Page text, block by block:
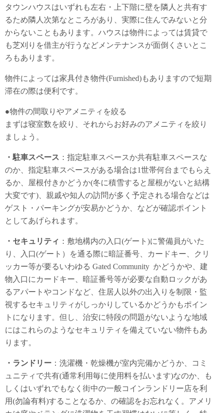
タウンハウスはいずれも左右・上下階に壁を隣人と共有す
るため隣人次第なところがあり、実際に住んでみないと分
からないこともあります。ハウスは物件によっては賃貸で
も芝刈りを借主が行うなどメンテナンスが面倒くさいとこ
ろもあります。
物件によっては家具付き物件(Furnished)もありますので短期
滞在の際は便利です。
●物件の間取りやアメニティを絞る
まずは寝室数を絞り、それからお好みのアメニティを絞り
ましょう。
・駐車スペース ：指定駐車スペースか共有駐車スペースな
のか、指定駐車スペースがある場合は1世帯何台までもらえ
るか、屋根付きかどうか(冬に積雪すると屋根がないと結構
大変です)、親戚や知人の訪問が多く予定される場合などは
ゲスト・パーキングが安易かどうか、などが確認ポイント
としてあげられます。
・セキュリティ ：敷地構内の入口(ゲート)に警備員がいた
り、入口(ゲート）を通る際に暗証番号、カードキー、クリ
ッカー等が要るいわゆる Gated Community かどうかや、建
物入口にカードキー、暗証番号等が必要な自動ロックがあ
るアパートやコンドなど、住居人以外の出入りを制限・監
視するセキュリティがしっかりしているかどうかもポイン
トになります。但し、治安に特段の問題がないような地域
にはこれらのようなセキュリティを備えていない物件もあ
ります。
・ランドリー ：洗濯機・乾燥機が室内完備かどうか、コミ
ュニティで共有(通常利用毎に使用料を払います)なのか、も
しくはいずれでもなく街中の一般コインランドリー店を利
用(勿論有料)することなるか、の確認をお忘れなく。アメリ